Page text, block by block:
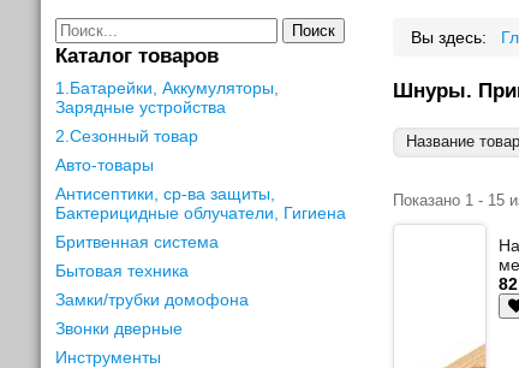
Поиск
Каталог товаров
1.Батарейки, Аккумуляторы,
Зарядные устройства
2.Сезонный товар
Авто-товары
Антисептики, ср-ва защиты,
Бактерицидные облучатели, Гигиена
Бритвенная система
Бытовая техника
Замки/трубки домофона
Звонки дверные
Инструменты
Вы здесь:
Шнуры.
Название
Показано 1 - 15